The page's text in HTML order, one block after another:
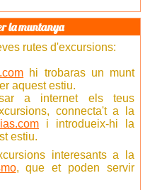
la muntanya
rutes d'excursions:
hi trobaras un munt
aquest estiu.
a internet els teus
connecta't a la
i introdueix-hi la
estiu.
interesants a la
, que et poden servir